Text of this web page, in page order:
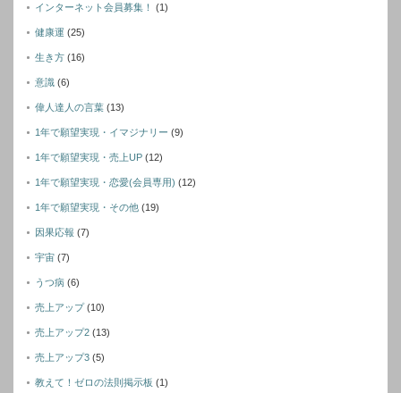
インターネット会員募集！ (1)
健康運 (25)
生き方 (16)
意識 (6)
偉人達人の言葉 (13)
1年で願望実現・イマジナリー (9)
1年で願望実現・売上UP (12)
1年で願望実現・恋愛(会員専用) (12)
1年で願望実現・その他 (19)
因果応報 (7)
宇宙 (7)
うつ病 (6)
売上アップ(10)
売上アップ2 (13)
売上アップ3 (5)
教えて！ゼロの法則掲示板 (1)